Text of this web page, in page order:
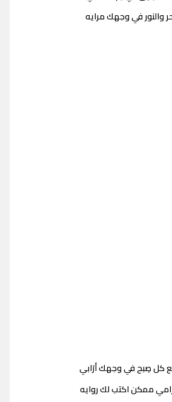
والنور في وجهك مرايه
كل صِبح في وجهك أرَابي
ممكن اكتب لك روايه